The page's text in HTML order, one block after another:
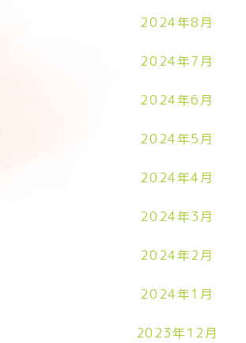
2024年8月
2024年7月
2024年6月
2024年5月
2024年4月
2024年3月
2024年2月
2024年1月
2023年12月